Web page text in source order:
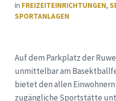
in FREIZEITEINRICHTUNGEN,
SPORTANLAGEN
Auf dem Parkplatz der
unmittelbar am
bietet den allen
zugängliche Sportstätte